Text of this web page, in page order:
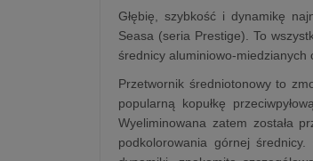
Głębię, szybkość i dynamikę
Seasa (seria Prestige). To
średnicy aluminiowo-miedzianych
Przetwornik średniotonowy to
popularną kopułkę
Wyeliminowana zatem została
podkolorowania górnej